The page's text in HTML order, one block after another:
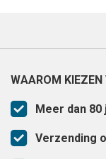
WAAROM KIEZEN
Meer dan
Verzending